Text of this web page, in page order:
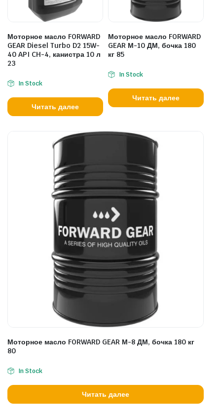
Моторное масло FORWARD
GEAR Diesel Turbo D2 15W-
40 API CH-4, канистра 10 л
23
In Stock
Читать далее
Моторное масло FORWARD
GEAR М-10 ДМ, бочка 180
кг 85
In Stock
Читать далее
Моторное масло FORWARD GEAR М-8 ДМ, бочка 180 кг
80
In Stock
Читать далее